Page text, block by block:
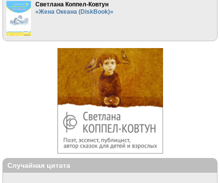
Светлана Коппел-Ковтун
«Жена Океана (DiskBook)»
Случайная цитата